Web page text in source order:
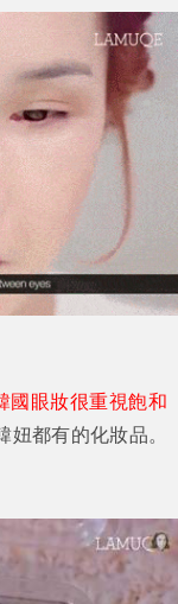
國眼妝很重視飽和
妞都有的化妝品。